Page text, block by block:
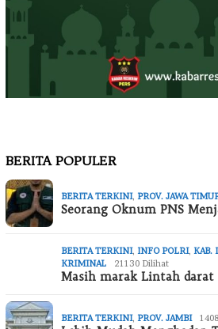
BERITA POPULER
BERITA TERKINI, PROV. JAWA
Seorang Oknum PNS
BERITA TERKINI, INFO POLRI, KAB.
KRIMINAL
21130 Dilihat
Masih marak Lintah
BERITA TERKINI, PROV. JAMBI